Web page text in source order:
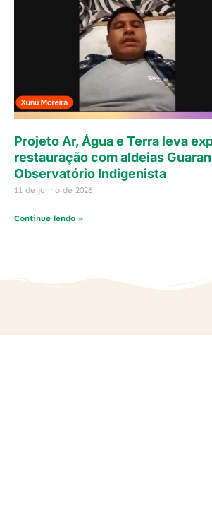
Projeto Ar, Água e Terra leva
restauração com aldeias
Observatório Indigenista
11 de junho de 2026
Continue lendo »